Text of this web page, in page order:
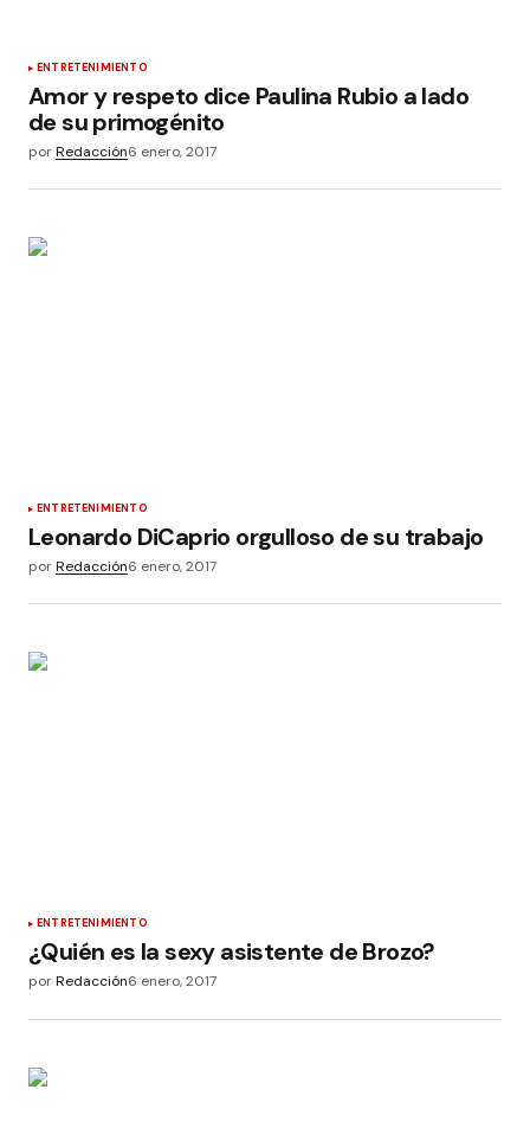
ENTRETENIMIENTO
Amor y respeto dice Paulina Rubio a lado
de su primogénito
porRedacción6 enero, 2017
ENTRETENIMIENTO
Leonardo DiCaprio orgulloso de su trabajo
porRedacción6 enero, 2017
ENTRETENIMIENTO
¿Quién es la sexy asistente de Brozo?
porRedacción6 enero, 2017